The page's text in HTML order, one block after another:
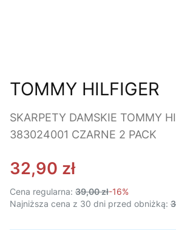
TOMMY HILFIGER
SKARPETY DAMSKIE TOMMY
383024001 CZARNE 2 PACK
32,90 zł
Cena regularna: 39,00 zł-16%
Najniższa cena z 30 dni przed obniżką: